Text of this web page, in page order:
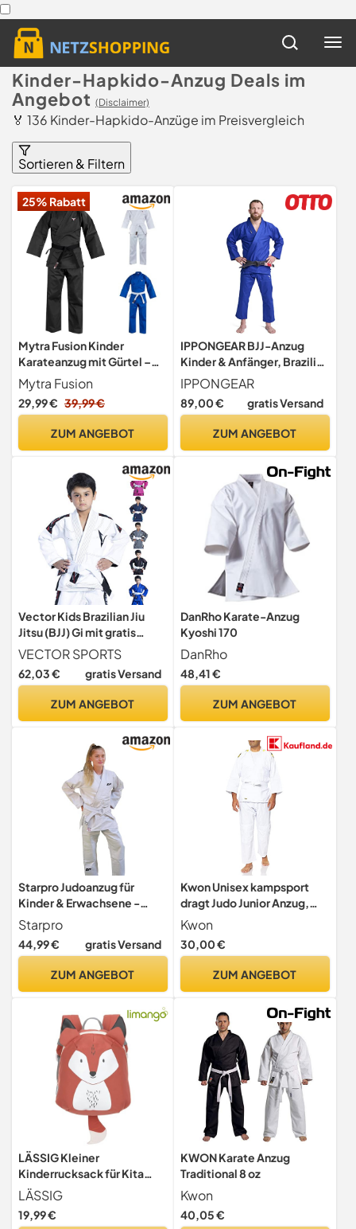
Kinder-Hapkido-Anzug Deals im
Angebot (Disclaimer)
🏅 136 Kinder-Hapkido-Anzüge im Preisvergleich
Sortieren & Filtern
25% Rabatt
Mytra Fusion Kinder
Karateanzug mit Gürtel –
Leichter, strapazierfähiger
Anzug für Kampfsport,
Taekwondo & Training –
Gi (Schwarz, 1/140)
Mytra Fusion
29,99 € 39,99 €
ZUM ANGEBOT
IPPONGEAR BJJ-Anzug
Kinder & Anfänger, Brazilian
Jiu Jitsu Anzug mit Gürtel
IPPONGEAR
89,00 € gratis Versand
ZUM ANGEBOT
Vector Kids Brazilian Jiu
Jitsu (BJJ) Gi mit gratis
weißem Gürtel, 100%
Baumwolle, Pearl-Weave-
gewebter Kimono, Ultra
weiß, K2
VECTOR SPORTS
62,03 € gratis Versand
ZUM ANGEBOT
DanRho Karate-Anzug
Kyoshi 170
DanRho
48,41 €
ZUM ANGEBOT
Starpro Judoanzug für
Kinder & Erwachsene -
Baumwoll-Polyester-
Mischung, 350 g/m² -
Größen 110-200 cm - Ideal
Starpro
44,99 € gratis Versand
ZUM ANGEBOT
Kwon Unisex kampsport
dragt Judo Junior Anzug,
Weiß, 150 EU
Kwon
30,00 €
ZUM ANGEBOT
LÄSSIG Kleiner
Kinderrucksack für Kita
Kindertasche
Krippenrucksack mit
Brustgurt, 20 x 9.5 x 24 cm,
LÄSSIG
19,99 €
KWON Karate Anzug
Traditional 8 oz
Kwon
40,05 €